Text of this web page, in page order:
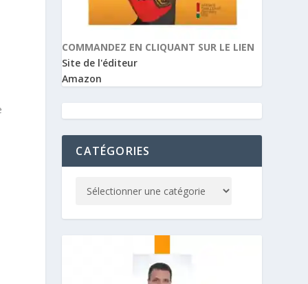
COMMANDEZ EN CLIQUANT SUR LE LIEN
Site de l'éditeur
Amazon
CATÉGORIES